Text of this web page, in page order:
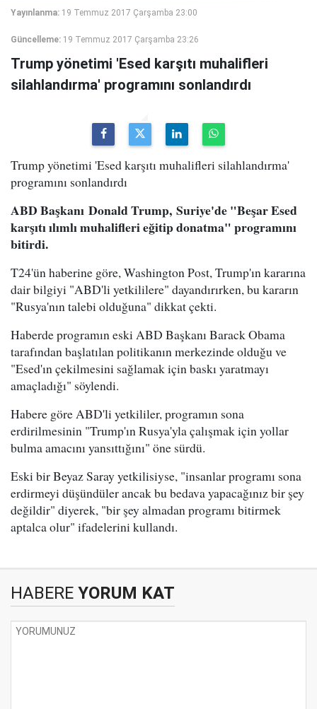
Yayınlanma: 19 Temmuz 2017 Çarşamba 23:00
Güncelleme: 19 Temmuz 2017 Çarşamba 23:26
Trump yönetimi 'Esed karşıtı muhalifleri
silahlandırma' programını sonlandırdı
Trump yönetimi 'Esed karşıtı muhalifleri silahlandırma'
programını sonlandırdı
ABD Başkanı Donald Trump, Suriye'de "Beşar Esed
karşıtı ılımlı muhalifleri eğitip donatma" programını
bitirdi.
T24'ün haberine göre, Washington Post, Trump'ın kararına
dair bilgiyi "ABD'li yetkililere" dayandırırken, bu kararın
"Rusya'nın talebi olduğuna" dikkat çekti.
Haberde programın eski ABD Başkanı Barack Obama
tarafından başlatılan politikanın merkezinde olduğu ve
"Esed'ın çekilmesini sağlamak için baskı yaratmayı
amaçladığı" söylendi.
Habere göre ABD'li yetkililer, programın sona
erdirilmesinin "Trump'ın Rusya'yla çalışmak için yollar
bulma amacını yansıttığını" öne sürdü.
Eski bir Beyaz Saray yetkilisiyse, "insanlar programı sona
erdirmeyi düşündüler ancak bu bedava yapacağınız bir şey
değildir" diyerek, "bir şey almadan programı bitirmek
aptalca olur" ifadelerini kullandı.
HABERE YORUM KAT